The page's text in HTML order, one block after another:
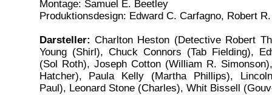
Montage: Samuel E. Beetley
Produktionsdesign: Edward C. Carfagno, Robert
Darsteller: Charlton Heston (Detective Robert
Young (Shirl), Chuck Connors (Tab Fielding),
(Sol Roth), Joseph Cotton (William R.
Hatcher), Paula Kelly (Martha Phillips),
Paul), Leonard Stone (Charles), Whit Bissell